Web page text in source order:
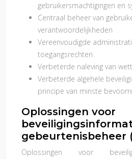
gebruikersmachtigingen en
Centraal beheer van
verantwoordelijkheden
Vereenvoudigde
toegangsrechten
Verbeterde naleving van
Verbeterde algehele
principe van minste
Oplossingen voor
gebeurtenisbeheer
Oplossingen voor